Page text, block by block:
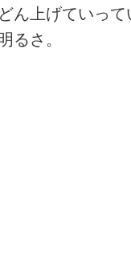
ん上げていっ
るさ。